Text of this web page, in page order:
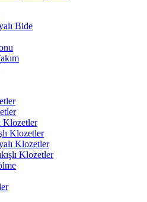
Bide
Klozetler
Klozetler
Klozetler
Klozetler